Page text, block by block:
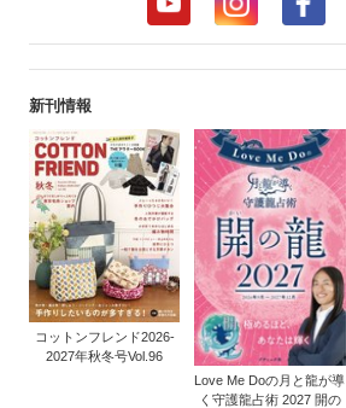
新刊情報
コットンフレンド2026-
2027年秋冬号Vol.96
Love Me Doの月と龍が導
く守護龍占術 2027 開の